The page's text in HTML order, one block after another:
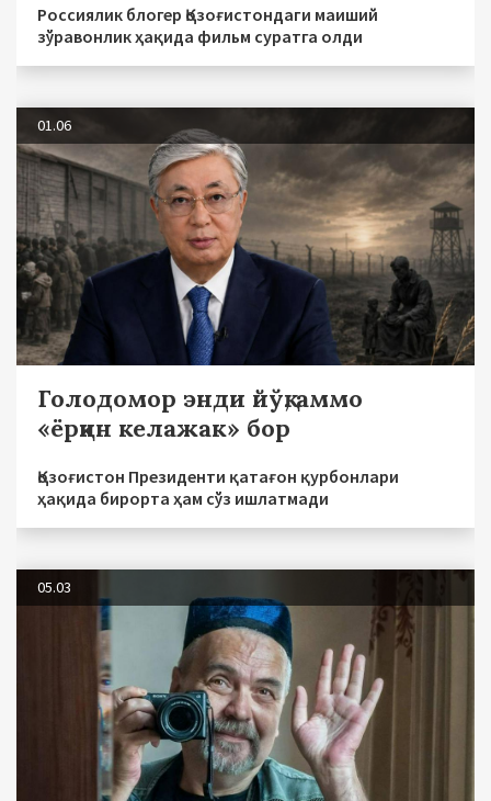
Россиялик блогер Қозоғистондаги маиший
зўравонлик ҳақида фильм суратга олди
01.06
Голодомор энди йўқ, аммо
«ёрқин келажак» бор
Қозоғистон Президенти қатағон қурбонлари
ҳақида бирорта ҳам сўз ишлатмади
05.03